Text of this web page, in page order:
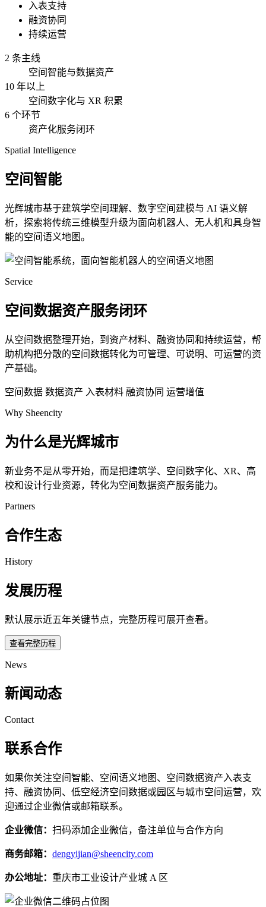
入表支持
融资协同
持续运营
2 条主线
空间智能与数据资产
10 年以上
空间数字化与 XR 积累
6 个环节
资产化服务闭环
Spatial Intelligence
空间智能
光辉城市基于建筑学空间理解、数字空间建模与 AI 语义解
析，探索将传统三维模型升级为面向机器人、无人机和具身智
能的空间语义地图。
Service
空间数据资产服务闭环
从空间数据整理开始，到资产材料、融资协同和持续运营，帮
助机构把分散的空间数据转化为可管理、可说明、可运营的资
产基础。
空间数据 数据资产 入表材料 融资协同 运营增值
Why Sheencity
为什么是光辉城市
新业务不是从零开始，而是把建筑学、空间数字化、XR、高
校和设计行业资源，转化为空间数据资产服务能力。
Partners
合作生态
History
发展历程
默认展示近五年关键节点，完整历程可展开查看。
查看完整历程
News
新闻动态
Contact
联系合作
如果你关注空间智能、空间语义地图、空间数据资产入表支
持、融资协同、低空经济空间数据或园区与城市空间运营，欢
迎通过企业微信或邮箱联系。
企业微信： 扫码添加企业微信，备注单位与合作方向
商务邮箱： dengyijian@sheencity.com
办公地址： 重庆市工业设计产业城 A 区